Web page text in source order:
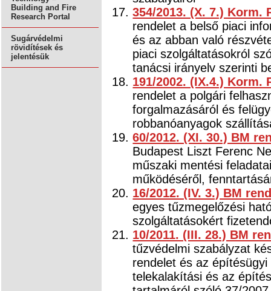
Building and Fire
Research Portal
Sugárvédelmi
rövidítések és
jelentésük
354/2013. (X. 7.) Korm.
rendelet a belső piaci
és az abban való
piaci szolgáltatásokról
tanácsi irányelv szerinti
191/2002. (IX.4.) Korm.
rendelet a polgári
forgalmazásáról és
robbanóanyagok
60/2012. (XI. 30.) BM
Budapest Liszt Ferenc
műszaki mentési
működéséről,
16/2012. (IV. 3.) BM
egyes tűzmegelőzési
szolgáltatásokért
10/2011. (III. 28.) BM
tűzvédelmi szabályzat
rendelet és az
telekalakítási és az